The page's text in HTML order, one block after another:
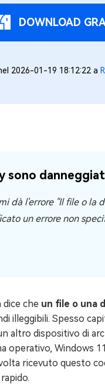
di YouTube
DOWNLOAD
2026-01-19 18:12:22 a
sono
dà l'errore "Il file o
un errore non
che un file o una
illeggibili. Spesso
altro dispositivo di
Windows
ricevuto questo